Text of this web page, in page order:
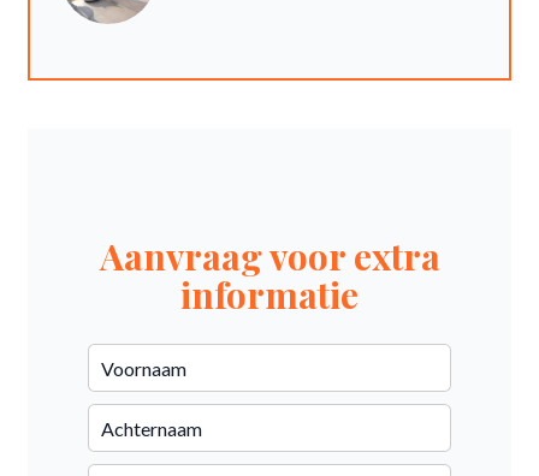
Aanvraag voor extra
informatie